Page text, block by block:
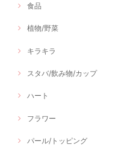
食品
植物/野菜
キラキラ
スタバ/飲み物/カップ
ハート
フラワー
パール/トッピング